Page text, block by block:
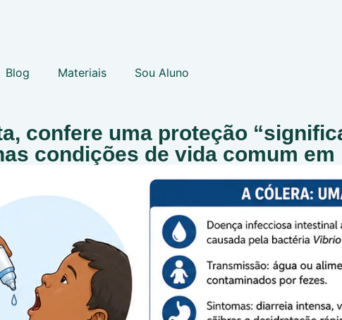
Blog Materiais Sou Aluno
confere uma proteção
condições de vida comum em